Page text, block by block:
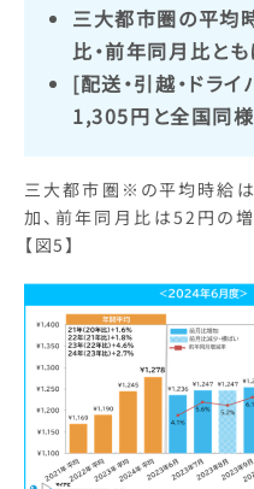
三大都市圏の平均
比・前年同月比と
[配送・引越・ドラ
1,305円と全国同
三大都市圏※の平均時給
加、前年同月比は52円の増
【図5】